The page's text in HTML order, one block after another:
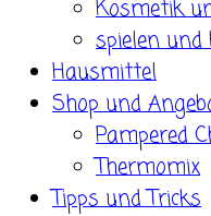
Kosmetik
spielen
Hausmittel
Shop und
Pampered
Thermomix
Tipps und Tricks